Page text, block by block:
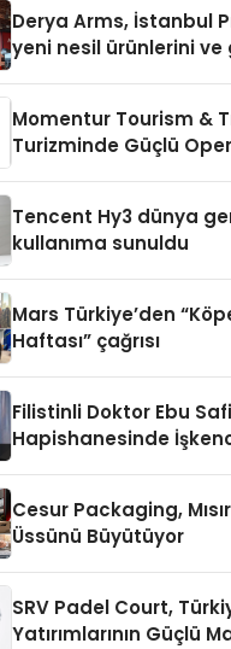
Derya Arms, İstanbul
yeni nesil ürünlerini
Momentur Tourism &
Turizminde Güçlü
Tencent Hy3 dünya
kullanıma sunuldu
Mars Türkiye’den
Haftası” çağrısı
Filistinli Doktor Ebu
Hapishanesinde
Cesur Packaging,
Üssünü Büyütüyor
SRV Padel Court,
Yatırımlarının Güçlü